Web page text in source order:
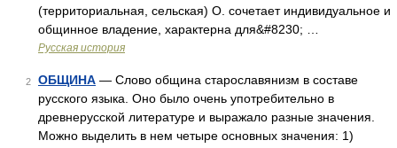
(территориальная, сельская) О. сочетает индивидуальное и
общинное владение, характерна для&#8230; …
Русская история
2 ОБЩИНА — Слово община старославянизм в составе
русского языка. Оно было очень употребительно в
древнерусской литературе и выражало разные значения.
Можно выделить в нем четыре основных значения: 1)